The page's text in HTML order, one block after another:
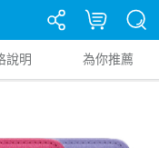
說明 為你推薦